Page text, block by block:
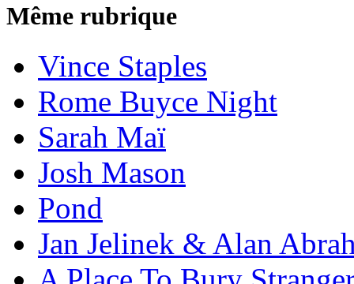
Même rubrique
Vince Staples
Rome Buyce Night
Sarah Maï
Josh Mason
Pond
Jan Jelinek & Alan